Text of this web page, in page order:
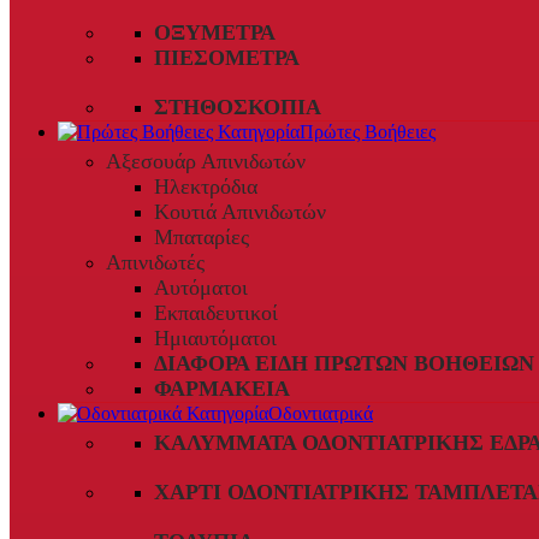
ΟΞΎΜΕΤΡΑ
ΠΙΕΣΌΜΕΤΡΑ
ΣΤΗΘΟΣΚΌΠΙΑ
Πρώτες Βοήθειες
Αξεσουάρ Απινιδωτών
Ηλεκτρόδια
Κουτιά Απινιδωτών
Μπαταρίες
Απινιδωτές
Αυτόματοι
Εκπαιδευτικοί
Ημιαυτόματοι
ΔΙΆΦΟΡΑ ΕΊΔΗ ΠΡΏΤΩΝ ΒΟΗΘΕΙΏΝ
ΦΑΡΜΑΚΕΊΑ
Οδοντιατρικά
ΚΑΛΎΜΜΑΤΑ ΟΔΟΝΤΙΑΤΡΙΚΉΣ
ΧΑΡΤΊ ΟΔΟΝΤΙΑΤΡΙΚΉΣ